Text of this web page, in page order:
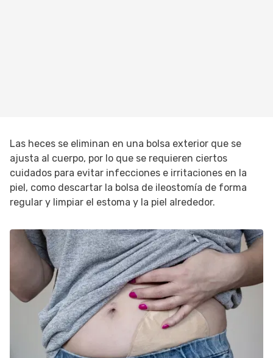
Las heces se eliminan en una bolsa exterior que se
ajusta al cuerpo, por lo que se requieren ciertos
cuidados para evitar infecciones e irritaciones en la
piel, como descartar la bolsa de ileostomía de forma
regular y limpiar el estoma y la piel alrededor.